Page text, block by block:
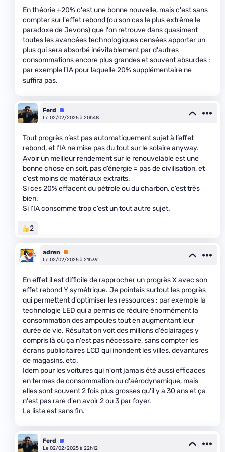
En théorie +20% c'est une bonne nouvelle, mais c'est sans
compter sur l'effet rebond (ou son cas le plus extrême le
paradoxe de Jevons) que l'on retrouve dans quasiment
toutes les avancées technologiques censées apporter un
plus qui sera absorbé inévitablement par d'autres
consommations encore plus grandes et souvent absurdes :
par exemple l'IA pour laquelle 20% supplémentaire ne
suffira pas.
Ferd
Équipe
Le 02/02/2025 à 20h48
Tout progrès n’est pas automatiquement sujet à l’effet
rebond, et l’IA ne mise pas du tout sur le solaire anyway.
Avoir un meilleur rendement sur le renouvelable est une
bonne chose en soit, pas d’énergie = pas de civilisation, et
c’est moins de matériaux extraits.
Si ces 20% effacent du pétrole ou du charbon, c’est très
bien.
Si l’IA consomme trop c’est un tout autre sujet.
2
adren
Premium
Le 02/02/2025 à 21h39
En effet il est difficile de rapprocher un progrès X avec son
effet rebond Y symétrique. Je pointais surtout les progrès
qui permettent d'optimiser les ressources : par exemple la
technologie LED qui a permis de réduire énormément la
consommation des ampoules tout en augmentant leur
durée de vie. Résultat on voit des millions d'éclairages y
compris là où ça n'est pas nécessaire, sans compter les
écrans publicitaires LCD qui inondent les villes, devantures
de magasins, etc.
Idem pour les voitures qui n'ont jamais été aussi efficaces
en termes de consommation ou d'aérodynamique, mais
elles sont souvent 2 fois plus grosses qu'il y a 30 ans et ça
n'est pas rare d'en avoir 2 ou 3 par foyer.
La liste est sans fin.
Ferd
Équipe
Le 02/02/2025 à 22h12